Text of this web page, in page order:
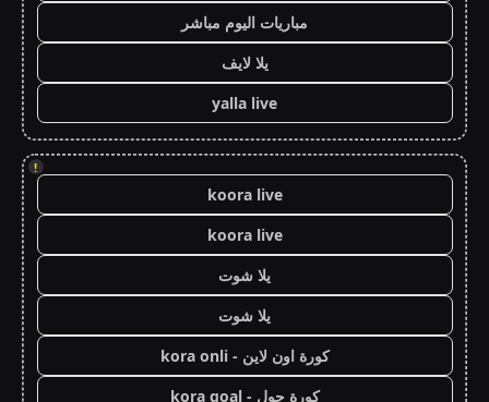
مباريات اليوم مباشر
يلا لايف
yalla live
!
koora live
koora live
يلا شوت
يلا شوت
كورة اون لاين - kora onli
كورة جول - kora goal